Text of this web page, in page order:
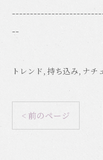
--
トレンド 持ち込み ナチ
< 前のページ